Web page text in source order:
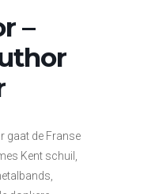
–
gaat de Franse
Kent schuil,